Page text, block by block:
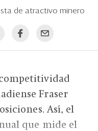
de atractivo minero
Fraser
Así, el
que mide el